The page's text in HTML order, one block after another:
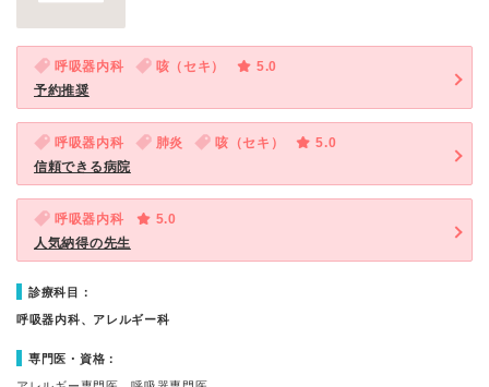
呼吸器内科 咳（セキ）
5.0
予約推奨
呼吸器内科 肺炎 咳（セキ）
5.0
信頼できる病院
呼吸器内科
5.0
人気納得の先生
診療科目：
呼吸器内科、アレルギー科
専門医・資格：